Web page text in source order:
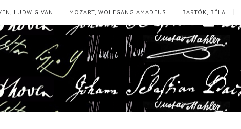
LUDWIG VAN MOZART, WOLFGANG AMADEUS BARTÓK, BÉLA